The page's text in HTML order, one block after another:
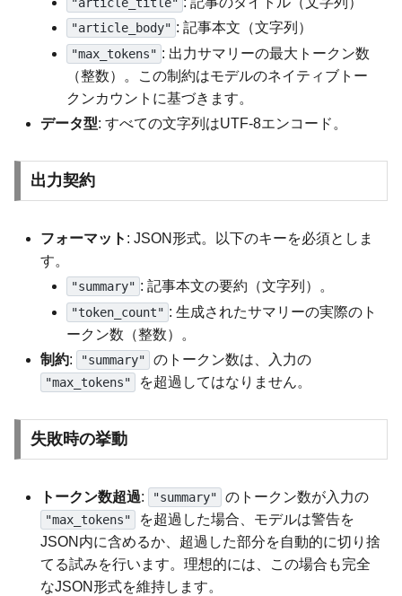
"article_body" : 記事本文（文字列）
"max_tokens" : 出力サマリーの最大トークン数
（整数）。この制約はモデルのネイティブトー
クンカウントに基づきます。
データ型: すべての文字列はUTF-8エンコード。
出力契約
フォーマット : JSON形式。以下のキーを必須としま
す。
"summary" : 記事本文の要約（文字列）。
"token_count" : 生成されたサマリーの実際のト
ークン数（整数）。
制約: "summary" のトークン数は、入力の
"max_tokens" を超過してはなりません。
失敗時の挙動
トークン数超過: "summary" のトークン数が入力の
"max_tokens"
を超過した場合、モデルは警告を
JSON内に含めるか、超過した部分を自動的に切り捨
てる試みを行います。理想的には、この場合も完全
なJSON形式を維持します。